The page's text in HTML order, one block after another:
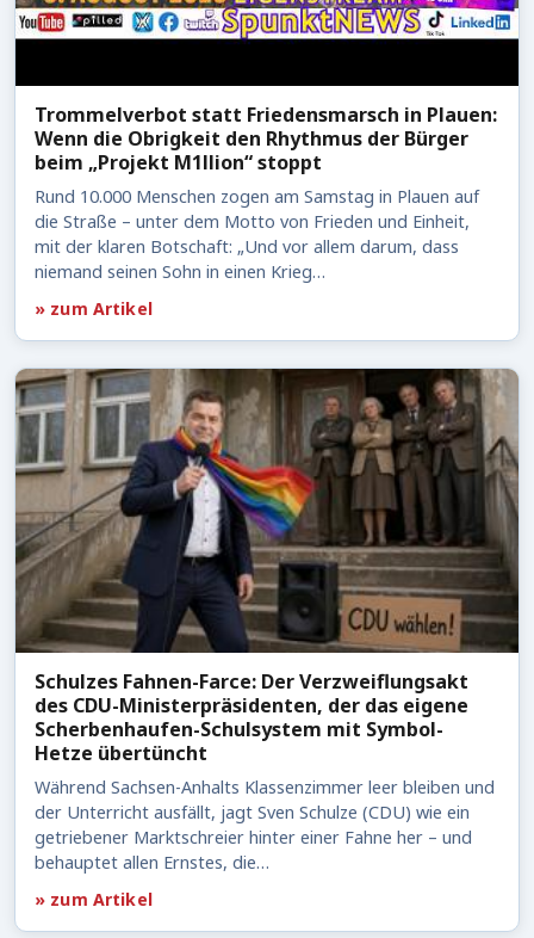
Trommelverbot statt Friedensmarsch in Plauen:
Wenn die Obrigkeit den Rhythmus der Bürger
beim „Projekt M1llion“ stoppt
Rund 10.000 Menschen zogen am Samstag in Plauen auf
die Straße – unter dem Motto von Frieden und Einheit,
mit der klaren Botschaft: „Und vor allem darum, dass
niemand seinen Sohn in einen Krieg…
» zum Artikel
Schulzes Fahnen-Farce: Der Verzweiflungsakt
des CDU-Ministerpräsidenten, der das eigene
Scherbenhaufen-Schulsystem mit Symbol-
Hetze übertüncht
Während Sachsen-Anhalts Klassenzimmer leer bleiben und
der Unterricht ausfällt, jagt Sven Schulze (CDU) wie ein
getriebener Marktschreier hinter einer Fahne her – und
behauptet allen Ernstes, die…
» zum Artikel